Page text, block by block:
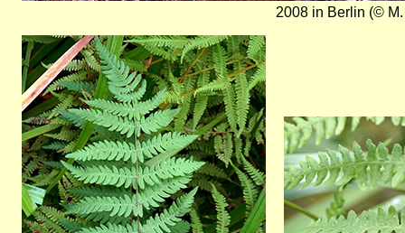
2008 in Berlin (©
Bild
Bild